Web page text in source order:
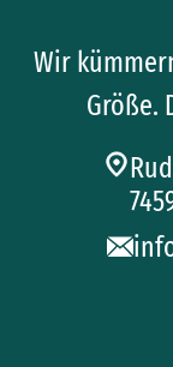
Wir
Größe.